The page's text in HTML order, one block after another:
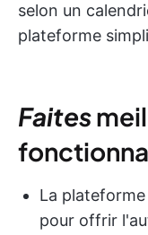
selon un
plateforme
Faites
La
pour offrir